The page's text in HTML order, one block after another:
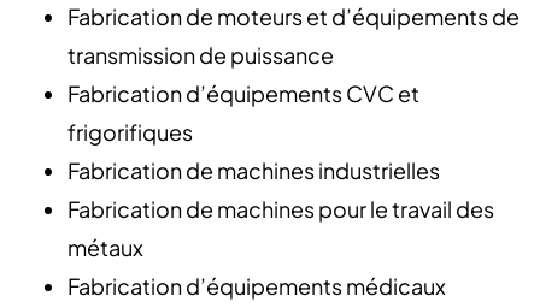
Fabrication de moteurs et d’équipements de
transmission de puissance
Fabrication d’équipements CVC et
frigorifiques
Fabrication de machines industrielles
Fabrication de machines pour le travail des
métaux
Fabrication d’équipements médicaux